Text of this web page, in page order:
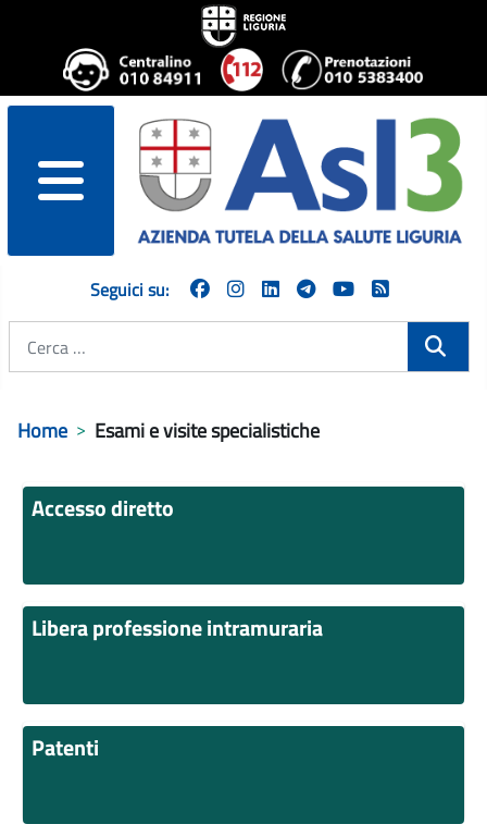
menu
Seguici su:
Home Esami e visite specialistiche
Accesso diretto
Libera professione intramuraria
Patenti